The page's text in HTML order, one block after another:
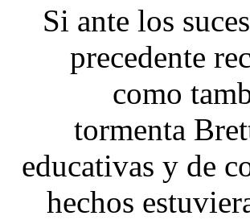
Si ante los
precedente
como
tormenta
educativas y de
hechos